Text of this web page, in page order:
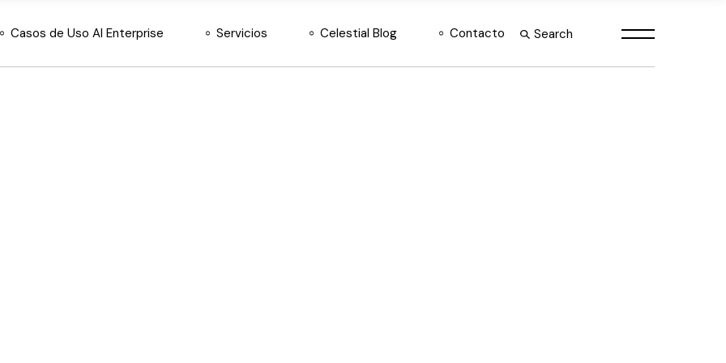
Casos de Uso AI Enterprise Servicios Celestial Blog Contacto Search
Sobre Nosotros
Consultoría Estratégica